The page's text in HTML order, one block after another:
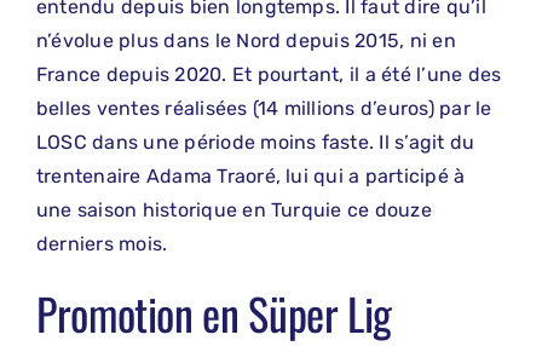
entendu depuis bien longtemps. Il faut dire qu’il
n’évolue plus dans le Nord depuis 2015, ni en
France depuis 2020. Et pourtant, il a été l’une des
belles ventes réalisées (14 millions d’euros) par le
LOSC dans une période moins faste. Il s’agit du
trentenaire Adama Traoré, lui qui a participé à
une saison historique en Turquie ce douze
derniers mois.
Promotion en Süper Lig